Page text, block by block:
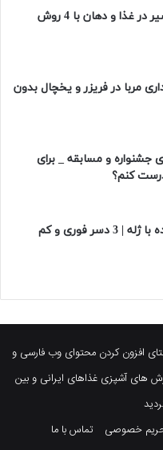
از بین بردن بوی سیر در غذا و دهان با 4 روش
مربا در فریزر و یخچال بدون
جشنواره و مسابقه _ برای
کنم؟
طرز تهیه دسر ساده با ژله | 3 دسر فوری و کم
کوکینگ در سال 1401 در راستای افزون کردن محتوای وب فارسی و
های آشپزی غذاهای ایرانی و بین
خصوصی تماس با ما